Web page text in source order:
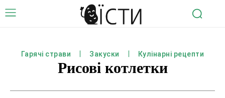
Гарячі страви Закуски Кулінарні рецепти
Рисові котлетки